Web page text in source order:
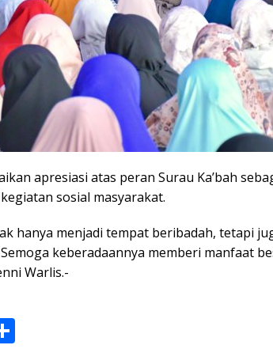
apresiasi atas peran Surau Ka’bah
sosial masyarakat.
hanya menjadi tempat beribadah, tetapi
keberadaannya memberi manfaat
Warlis.-